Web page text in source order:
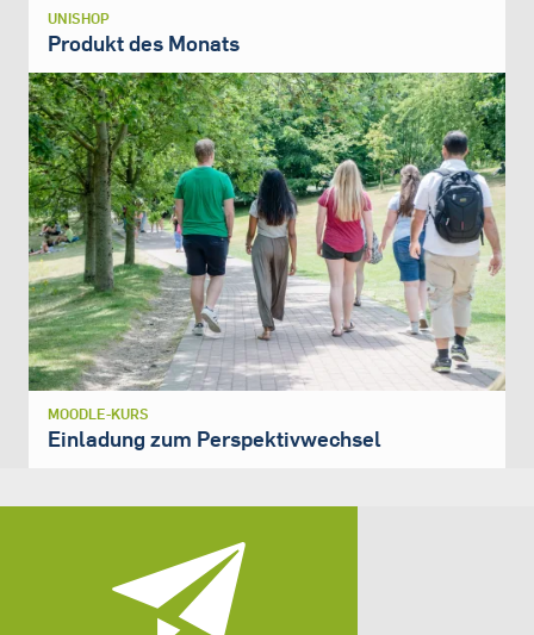
UNISHOP
Produkt des Monats
MOODLE-KURS
Einladung zum Perspektivwechsel